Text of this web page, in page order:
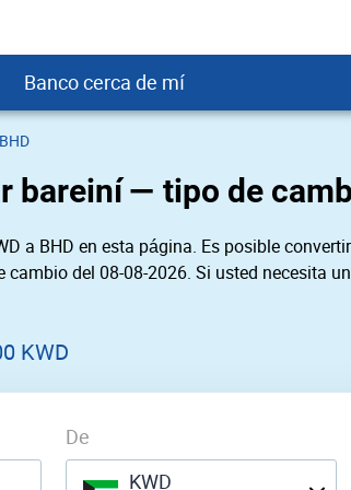
crediticio
Banco cerca de mí
de Mí
Cerca de Mí
de Mí
Cerca de Mí
bareiní — tipo de
a BHD en esta página. Es posible
del 08-08-2026. Si usted necesita
KWD
De
KWD